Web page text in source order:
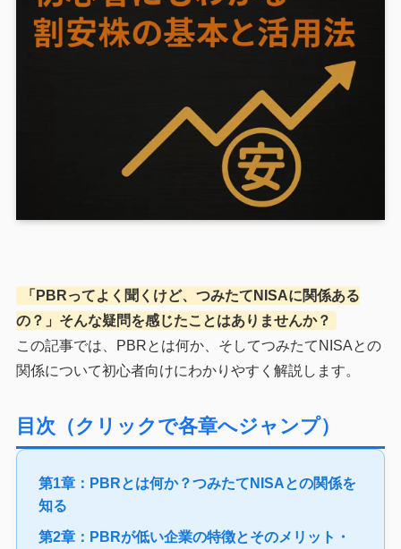
「PBRってよく聞くけど、つみたてNISAに関係ある
の？」そんな疑問を感じたことはありませんか？
この記事では、PBRとは何か、そしてつみたてNISAとの
関係について初心者向けにわかりやすく解説します。
目次（クリックで各章へジャンプ）
第1章：PBRとは何か？つみたてNISAとの関係を
知る
第2章：PBRが低い企業の特徴とそのメリット・